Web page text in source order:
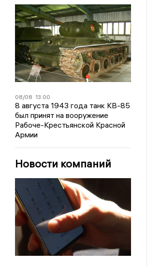
08/08 13:00
8 августа 1943 года танк КВ-85
был принят на вооружение
Рабоче-Крестьянской Красной
Армии
Новости компаний